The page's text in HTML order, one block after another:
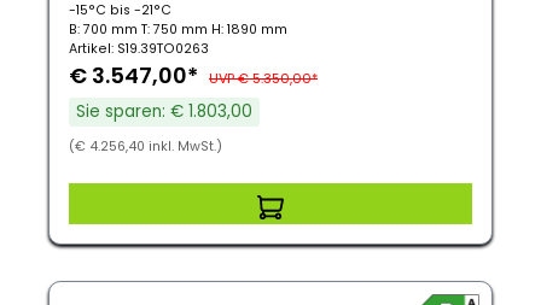
-15°C bis -21°C
B: 700 mm T: 750 mm H: 1890 mm
Artikel: S19.39TO0263
€ 3.547,00* UVP € 5.350,00*
Sie sparen: € 1.803,00
(€ 4.256,40 inkl. MwSt.)